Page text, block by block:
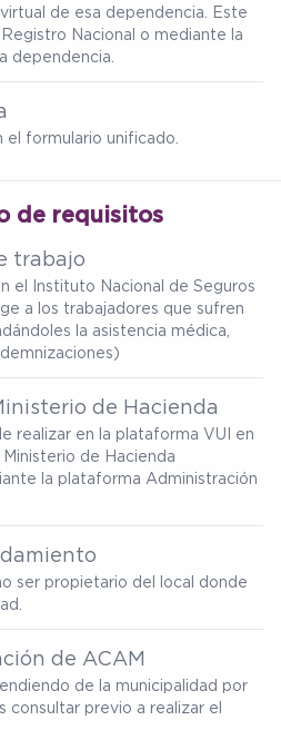
de esa dependencia. Este
Nacional o mediante la
dependencia.
formulario unificado.
de requisitos
trabajo
el Instituto Nacional de Seguros
a los trabajadores que sufren
la asistencia médica,
de Hacienda
realizar en la plataforma VUI en
de Hacienda
la plataforma Administración
ser propietario del local donde
de ACAM
de la municipalidad por
consultar previo a realizar el